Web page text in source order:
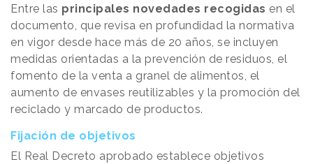
Entre las principales novedades recogidas en el
documento, que revisa en profundidad la normativa
en vigor desde hace más de 20 años, se incluyen
medidas orientadas a la prevención de residuos, el
fomento de la venta a granel de alimentos, el
aumento de envases reutilizables y la promoción del
reciclado y marcado de productos.
Fijación de objetivos
El Real Decreto aprobado establece objetivos